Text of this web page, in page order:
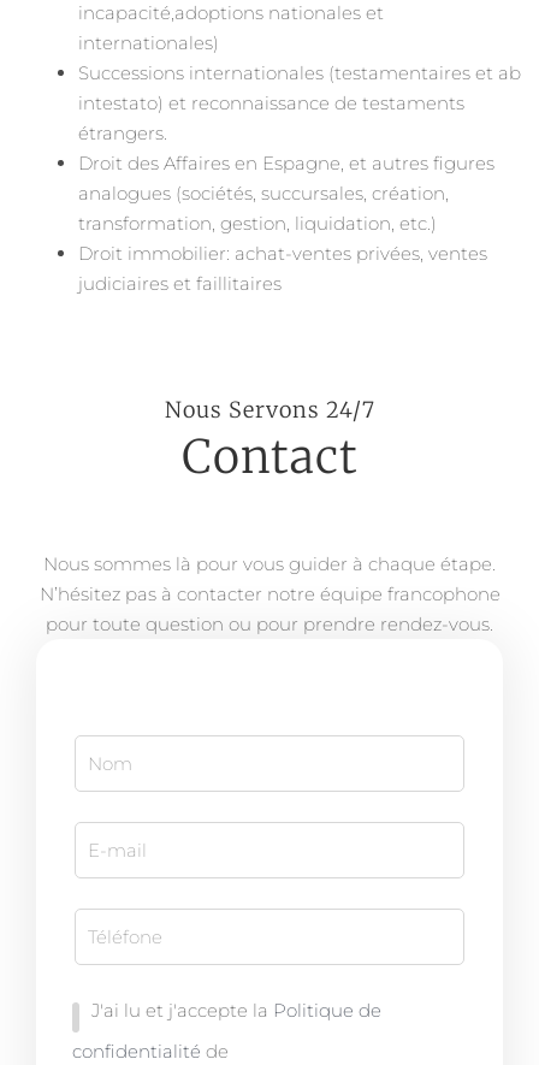
incapacité,adoptions nationales et
internationales)
Successions internationales (testamentaires et ab
intestato) et reconnaissance de testaments
étrangers.
Droit des Affaires en Espagne, et autres figures
analogues (sociétés, succursales, création,
transformation, gestion, liquidation, etc.)
Droit immobilier: achat-ventes privées, ventes
judiciaires et faillitaires
Nous Servons 24/7
Contact
Nous sommes là pour vous guider à chaque étape.
N’hésitez pas à contacter notre équipe francophone
pour toute question ou pour prendre rendez-vous.
J'ai lu et j'accepte la Politique de
confidentialité de